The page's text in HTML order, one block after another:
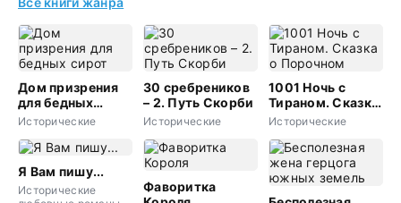
Дом призрения
для бедных
сирот
Исторические
30 сребреников
– 2. Путь Скорби
Исторические
1001 Ночь с
Тираном. Сказка
о Порочном
Исторические
Я Вам пишу...
Исторические
Фаворитка